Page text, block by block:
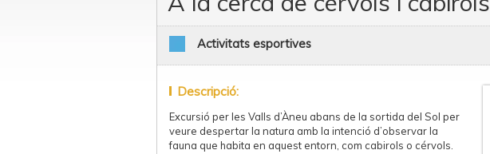
Activitats esportives
Descripció:
Excursió per les Valls d’Àneu abans de la sortida del Sol per
veure despertar la natura amb la intenció d’observar la
fauna que habita en aquest entorn, com cabirols o cérvols.